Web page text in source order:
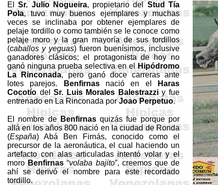
ElSr. Julio Nogueira, propietario delStud Tía
Pola, tuvo muy buenos ejemplares y muchas
veces se inclinaba por obtener ejemplares de
pelaje tordillo o como también se le conoce como
pelaje moro y la gran mayoría de sus tordillos
(caballos y yeguas) fueron buenísimos, inclusive
ganadores clásicos; el protagonista de hoy no
ganó ninguna prueba selectiva en elHipódromo
La Rinconada, pero ganó doce carreras ante
lotes parejos.
Benfirnasnació en el
Haras
CocotíodelSr. Luis Morales Balestrazziy fue
entrenado en La Rinconada porJoao Perpetuo.
El nombre deBenfirnasquizás fue porque por
allá en los años 800 nació en la ciudad de Ronda
(España)Abá Ben Firnás, conocido como el
precursor de la aeronáutica, el cual haciendo un
artefacto con alas articuladas intentó volar y el
moro Benfirnas“volaba bajito”, creemos que de
ahí se derivó el nombre para este recordado
tordillo.